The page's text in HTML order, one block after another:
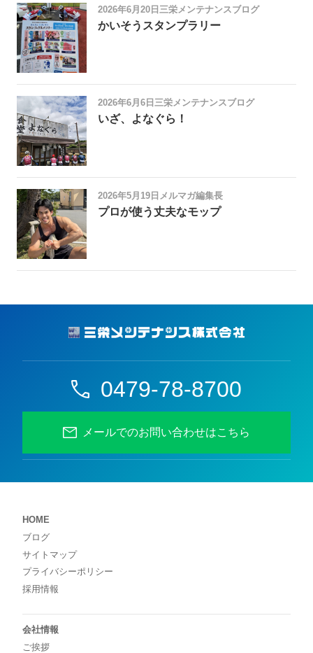
2026年6月20日 三栄メンテナンスブログ
かいそうスタンプラリー
2026年6月6日 三栄メンテナンスブログ
いざ、よなぐら！
2026年5月19日 メルマガ編集長
プロが使う丈夫なモップ
0479-78-8700
メールでのお問い合わせはこちら
HOME
ブログ
サイトマップ
プライバシーポリシー
採用情報
会社情報
ご挨拶